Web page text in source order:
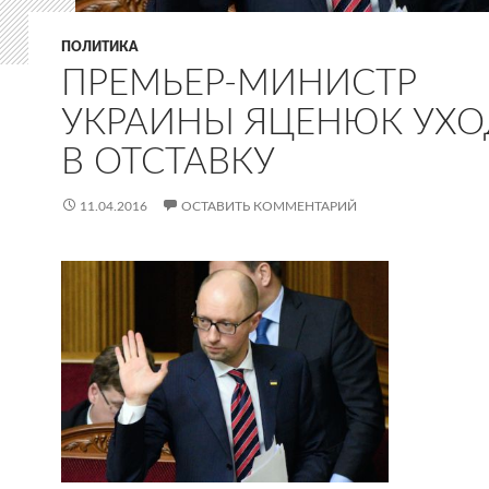
ПОЛИТИКА
ПРЕМЬЕР-МИНИСТР
УКРАИНЫ ЯЦЕНЮК
В ОТСТАВКУ
11.04.2016 ОСТАВИТЬ КОММЕНТАРИЙ